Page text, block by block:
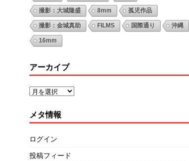
撮影：大城隆盛 8mm 孤児作品
撮影：金城真助 FILMS 国際通り 沖縄
16mm
アーカイブ
メタ情報
ログイン
投稿フィード